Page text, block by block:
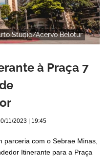
Studio/Acervo Belotur
à Praça 7
11/2023 | 19:45
parceria com o Sebrae Minas,
Itinerante para a Praça